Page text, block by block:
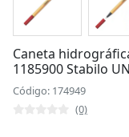
Caneta
1185900 Stabilo
Código: 174949
(0)